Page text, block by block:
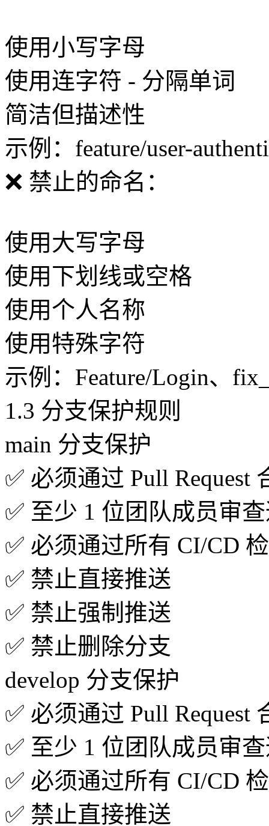
使用小写字母
使用连字符 - 分隔单词
简洁但描述性
示例：feature/user-
❌ 禁止的命名：
使用大写字母
使用下划线或空格
使用个人名称
使用特殊字符
示例：Feature/Login、
1.3 分支保护规则
main 分支保护
✅ 必须通过 Pull Request
✅ 至少 1 位团队成员审
✅ 必须通过所有 CI/CD
✅ 禁止直接推送
✅ 禁止强制推送
✅ 禁止删除分支
develop 分支保护
✅ 必须通过 Pull Request
✅ 至少 1 位团队成员审
✅ 必须通过所有 CI/CD
✅ 禁止直接推送